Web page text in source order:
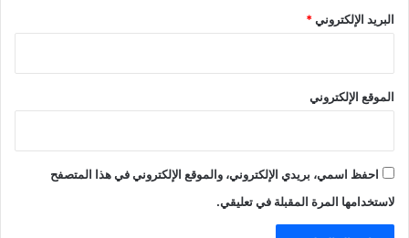
البريد الإلكتروني*
الموقع الإلكتروني
احفظ اسمي، بريدي الإلكتروني، والموقع الإلكتروني في هذا المتصفح
لاستخدامها المرة المقبلة في تعليقي.